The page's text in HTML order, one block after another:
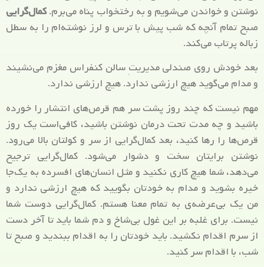
نوشتن و خواندن می‌شویم و به رختخواب پناه می‌برم.کمال‌گرایی
صبح تمام آنچه که شب پیش با ترس و لرز نوشته‌ام را به سطل
زباله پرتاب می‌کند.
بعد خودش روی صندلی مدیریتِ سالن کنفراس مغزم می‌نشیند
و مدام می‌گوید هیچ ارزشی ندارد. هیچ ارزشی ندارد.
مهم نیست که چند روز پشت سر هم قرص‌های انتشار را خورده
باشید و چه مدت تحت درمان نوشتن باشید، کافی‌است یک روز
قرص‌ها را رها کنید، بعد کمال‌گرایی از سر و کولتان بالا می‌رود.
نوشتن برایتان سخت و دشوار می‌شود. کمال‌گرایی ترجیح
می‌دهد، شما هیچ کاری نکنید و مثل انسان‌های افسرده به یک‌جا
خیره بشوید و مدام به خودتان بگویید که هیچ ارزشی ندارد و
من یک بی‌عرضه‌ی به تمام معنا هستم. کمال‌گرایی دوست شما
نیست. برای غلبه بر این غول بی‌شاخ و دم شما باید تا آخر دست
از سرم اقدام نکشید. باید خودتان را به اقدام ببندید و صبح تا
شب، با اقدام سر کنید.